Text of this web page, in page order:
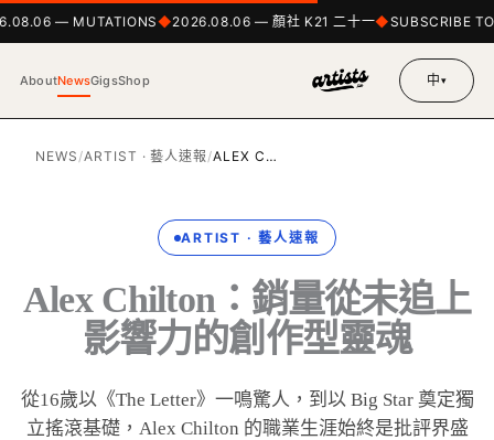
— MUTATIONS 2026.08.06 — 顏社 K21 二十一 SUBSCRIBE TO
AboutNewsGigsShop 中▾
NEWS /ARTIST · 藝人速報 /ALEX C…
ARTIST · 藝人速報
Alex Chilton：銷量從未追上
影響力的創作型靈魂
從16歲以《The Letter》一鳴驚人，到以 Big Star 奠定獨
立搖滾基礎，Alex Chilton 的職業生涯始終是批評界盛